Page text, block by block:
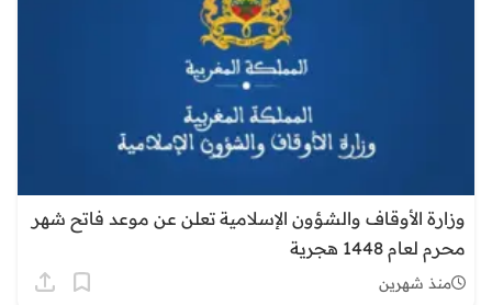
وزارة الأوقاف والشؤون الإسلامية تعلن عن موعد فاتح شهر
محرم لعام 1448 هجرية
منذ شهرين